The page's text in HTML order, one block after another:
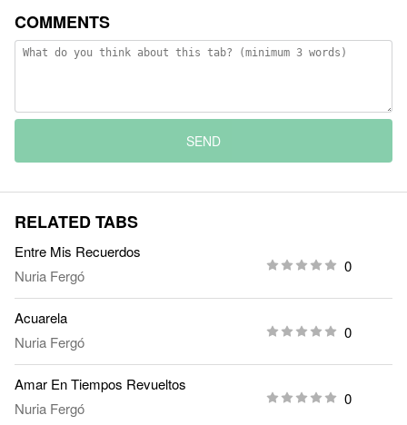
COMMENTS
SEND
RELATED TABS
Entre Mis Recuerdos
Nuria Fergó
0
Acuarela
Nuria Fergó
0
Amar En Tiempos Revueltos
Nuria Fergó
0